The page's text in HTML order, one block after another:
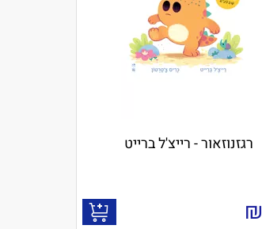
רגזנוזאור - רייצ'ל ברייט
₪